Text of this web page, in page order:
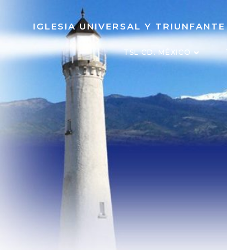
IGLESIA UNIVERSAL Y
TSL CD. MÉXICO